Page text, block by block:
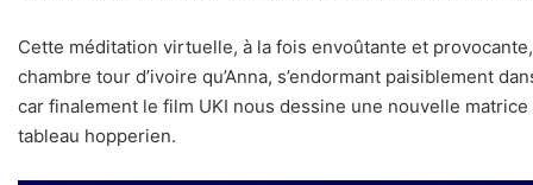
Cette méditation virtuelle, à la fois envoûtante et
chambre tour d’ivoire qu’Anna, s’endormant paisiblement
car finalement le film UKI nous dessine une nouvelle
tableau hopperien.